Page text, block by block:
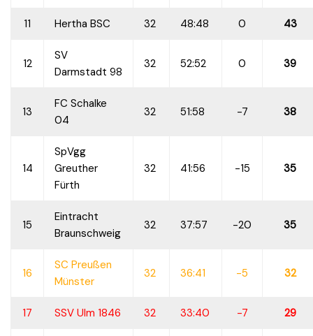
11 Hertha BSC 32 48:48 0 43
12
SV
Darmstadt 98
32 52:52 0 39
13
FC Schalke
04
32 51:58 -7 38
14
SpVgg
Greuther
Fürth
32 41:56 -15 35
15
Eintracht
Braunschweig
32 37:57 -20 35
16
SC Preußen
Münster
32 36:41 -5 32
17 SSV Ulm 1846 32 33:40 -7 29